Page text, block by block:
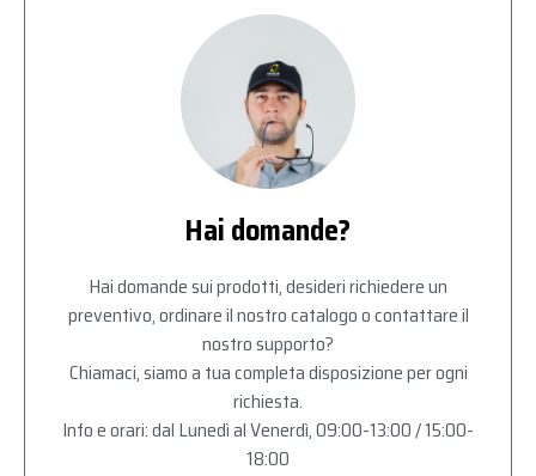
Hai domande?
Hai domande sui prodotti, desideri richiedere un
preventivo, ordinare il nostro catalogo o contattare il
nostro supporto?
Chiamaci, siamo a tua completa disposizione per ogni
richiesta.
Info e orari: dal Lunedì al Venerdì, 09:00-13:00 / 15:00-
18:00